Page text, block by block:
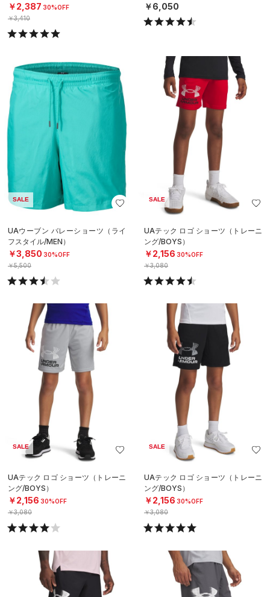
￥2,387 30%OFF
￥3,410
￥6,050
SALE
UAウーブン バレーショーツ（ライ
フスタイル/MEN）
￥3,850 30%OFF
￥5,500
SALE
UAテック ロゴ ショーツ（トレーニ
ング/BOYS）
￥2,156 30%OFF
￥3,080
SALE
UAテック ロゴ ショーツ（トレーニ
ング/BOYS）
￥2,156 30%OFF
￥3,080
SALE
UAテック ロゴ ショーツ（トレーニ
ング/BOYS）
￥2,156 30%OFF
￥3,080